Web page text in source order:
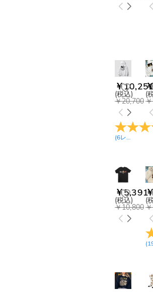
￥
(税込)
￥20,700
(6レビュー
(
￥5,391
(税込)
￥10,800
(
(